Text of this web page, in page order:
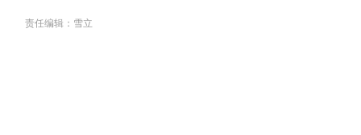
责任编辑：雪立